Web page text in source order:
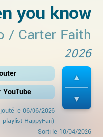
you know
/ Carter Faith
2026
YouTube
le 06/06/2026
playlist HappyFan)
Sorti le 10/04/2026